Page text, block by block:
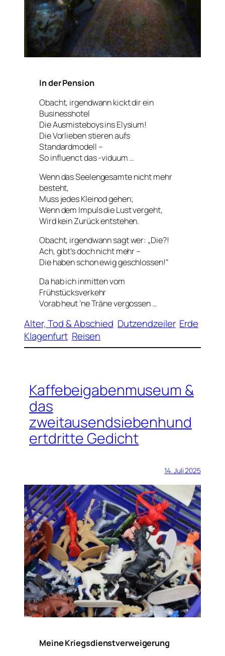
In der Pension
Obacht, irgendwann kickt dir ein
Businesshotel
Die Ausmisteboys ins Elysium!
Die Vorlieben stieren aufs
Standardmodell –
So influenct das -viduum …
Wenn das Seelengesamte nicht mehr
besteht,
Muss jedes Kleinod gehen;
Wenn dem Impuls die Lust vergeht,
Wird kein Zurück entstehen.
Obacht, irgendwann sagt wer: „Die?!
Ach, gibt’s doch nicht mehr –
Die haben schon ewig geschlossen!“
Da hab ich inmitten vom
Frühstücksverkehr
Vorab heut ’ne Träne vergossen …
Alter, Tod & Abschied Dutzendzeiler Erde
Klagenfurt Reisen
Kaffebeigabenmuseum &
das
zweitausendsiebenhund
ertdritte Gedicht
14. Juli 2025
Meine Kriegsdienstverweigerung